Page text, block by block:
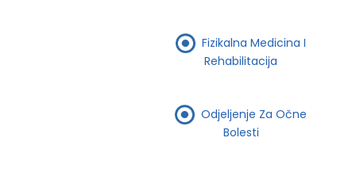
Fizikalna Medicina I
Rehabilitacija
Odjeljenje Za Očne
Bolesti